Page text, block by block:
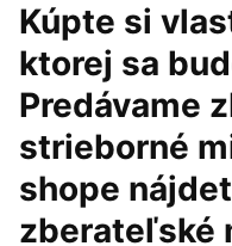
Kúpte si
ktorej sa
Predávame
strieborné
shope
zberateľské